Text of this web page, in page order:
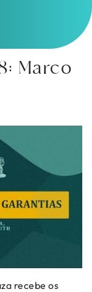
Marco
recebe os